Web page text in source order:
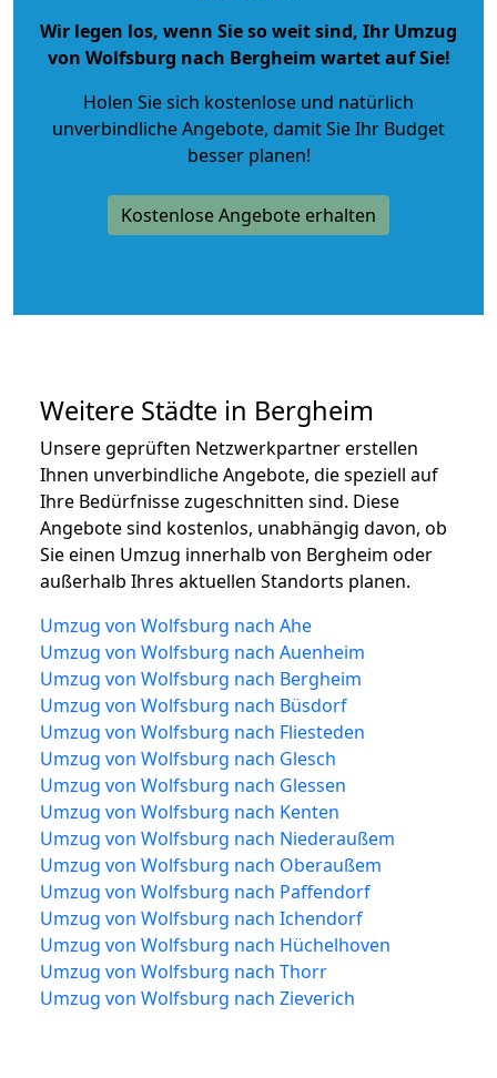
Wir legen los, wenn Sie so weit sind, Ihr Umzug
von Wolfsburg nach Bergheim wartet auf Sie!
Holen Sie sich kostenlose und natürlich
unverbindliche Angebote, damit Sie Ihr Budget
besser planen!
Kostenlose Angebote erhalten
Weitere Städte in Bergheim
Unsere geprüften Netzwerkpartner erstellen
Ihnen unverbindliche Angebote, die speziell auf
Ihre Bedürfnisse zugeschnitten sind. Diese
Angebote sind kostenlos, unabhängig davon, ob
Sie einen Umzug innerhalb von Bergheim oder
außerhalb Ihres aktuellen Standorts planen.
Umzug von Wolfsburg nach Ahe
Umzug von Wolfsburg nach Auenheim
Umzug von Wolfsburg nach Bergheim
Umzug von Wolfsburg nach Büsdorf
Umzug von Wolfsburg nach Fliesteden
Umzug von Wolfsburg nach Glesch
Umzug von Wolfsburg nach Glessen
Umzug von Wolfsburg nach Kenten
Umzug von Wolfsburg nach Niederaußem
Umzug von Wolfsburg nach Oberaußem
Umzug von Wolfsburg nach Paffendorf
Umzug von Wolfsburg nach Ichendorf
Umzug von Wolfsburg nach Hüchelhoven
Umzug von Wolfsburg nach Thorr
Umzug von Wolfsburg nach Zieverich